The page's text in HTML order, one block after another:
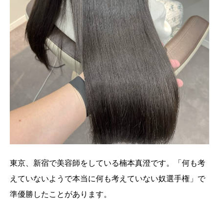
東京、新宿で美容師をしている楠本真澄です。「何も考
えていないようで本当に何も考えていない奴選手権」で
準優勝したことがあります。